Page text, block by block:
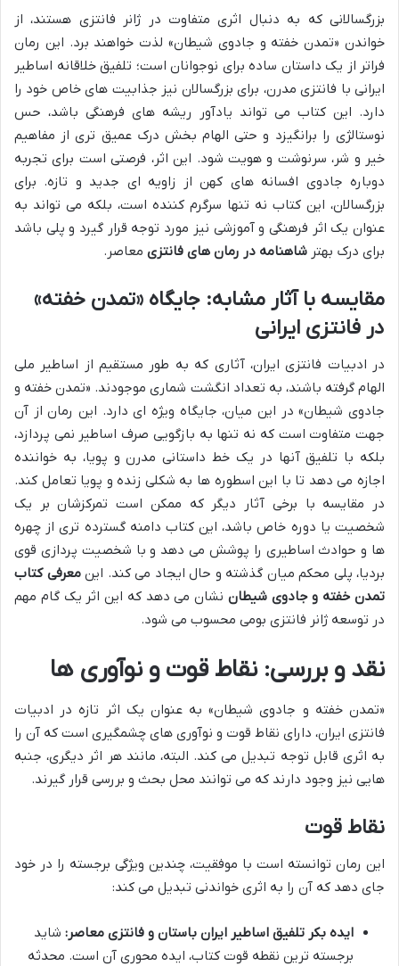
بزرگسالانی که به دنبال اثری متفاوت در ژانر فانتزی هستند، از
خواندن «تمدن خفته و جادوی شیطان» لذت خواهند برد. این رمان
فراتر از یک داستان ساده برای نوجوانان است؛ تلفیق خلاقانه اساطیر
ایرانی با فانتزی مدرن، برای بزرگسالان نیز جذابیت های خاص خود را
دارد. این کتاب می تواند یادآور ریشه های فرهنگی باشد، حس
نوستالژی را برانگیزد و حتی الهام بخش درک عمیق تری از مفاهیم
خیر و شر، سرنوشت و هویت شود. این اثر، فرصتی است برای تجربه
دوباره جادوی افسانه های کهن از زاویه ای جدید و تازه. برای
بزرگسالان، این کتاب نه تنها سرگرم کننده است، بلکه می تواند به
عنوان یک اثر فرهنگی و آموزشی نیز مورد توجه قرار گیرد و پلی باشد
برای درک بهتر شاهنامه در رمان های فانتزی معاصر.
مقایسه با آثار مشابه: جایگاه «تمدن خفته»
در فانتزی ایرانی
در ادبیات فانتزی ایران، آثاری که به طور مستقیم از اساطیر ملی
الهام گرفته باشند، به تعداد انگشت شماری موجودند. «تمدن خفته و
جادوی شیطان» در این میان، جایگاه ویژه ای دارد. این رمان از آن
جهت متفاوت است که نه تنها به بازگویی صرف اساطیر نمی پردازد،
بلکه با تلفیق آنها در یک خط داستانی مدرن و پویا، به خواننده
اجازه می دهد تا با این اسطوره ها به شکلی زنده و پویا تعامل کند.
در مقایسه با برخی آثار دیگر که ممکن است تمرکزشان بر یک
شخصیت یا دوره خاص باشد، این کتاب دامنه گسترده تری از چهره
ها و حوادث اساطیری را پوشش می دهد و با شخصیت پردازی قوی
بردیا، پلی محکم میان گذشته و حال ایجاد می کند. اینمعرفی کتاب
تمدن خفته و جادوی شیطان نشان می دهد که این اثر یک گام مهم
در توسعه ژانر فانتزی بومی محسوب می شود.
نقد و بررسی: نقاط قوت و نوآوری ها
«تمدن خفته و جادوی شیطان» به عنوان یک اثر تازه در ادبیات
فانتزی ایران، دارای نقاط قوت و نوآوری های چشمگیری است که آن را
به اثری قابل توجه تبدیل می کند. البته، مانند هر اثر دیگری، جنبه
هایی نیز وجود دارند که می توانند محل بحث و بررسی قرار گیرند.
نقاط قوت
این رمان توانسته است با موفقیت، چندین ویژگی برجسته را در خود
جای دهد که آن را به اثری خواندنی تبدیل می کند:
ایده بکر تلفیق اساطیر ایران باستان و فانتزی معاصر: شاید
برجسته ترین نقطه قوت کتاب، ایده محوری آن است. محدثه